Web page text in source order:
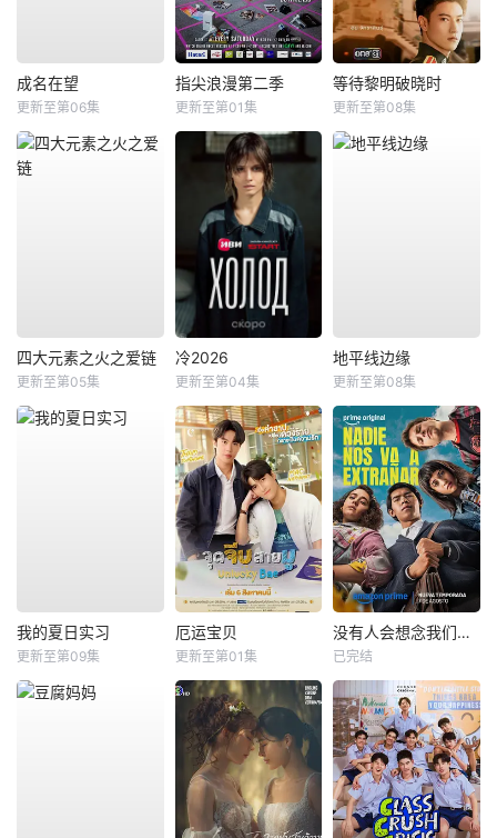
成名在望
更新至第06集
指尖浪漫第二季
更新至第01集
等待黎明破晓时
更新至第08集
四大元素之火之爱链
更新至第05集
冷2026
更新至第04集
地平线边缘
更新至第08集
我的夏日实习
更新至第09集
厄运宝贝
更新至第01集
没有人会想念我们第二季
已完结